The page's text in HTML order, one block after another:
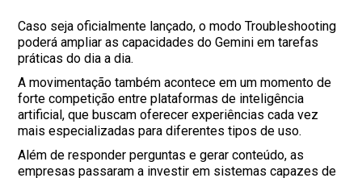
Caso seja oficialmente lançado, o modo Troubleshooting
poderá ampliar as capacidades do Gemini em tarefas
práticas do dia a dia.
A movimentação também acontece em um momento de
forte competição entre plataformas de inteligência
artificial, que buscam oferecer experiências cada vez
mais especializadas para diferentes tipos de uso.
Além de responder perguntas e gerar conteúdo, as
empresas passaram a investir em sistemas capazes de